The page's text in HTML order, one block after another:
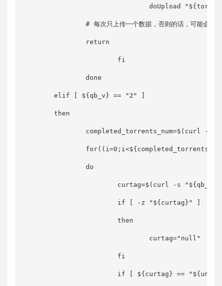
doUpload
# 每次只上传一个数据，否则的话，可能会导致
                return
                        fi
                done
        elif [ ${qb_v} == "2" ]
        then
completed_torrents_num=$(curl -s
                do
curtag=$(curl -s
                        if [ -z "${curtag}" ]
                        then
                                curtag="null"
                        fi
if [ ${curtag} ==